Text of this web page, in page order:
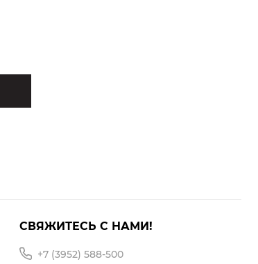
СВЯЖИТЕСЬ С НАМИ!
+7 (3952) 588-500